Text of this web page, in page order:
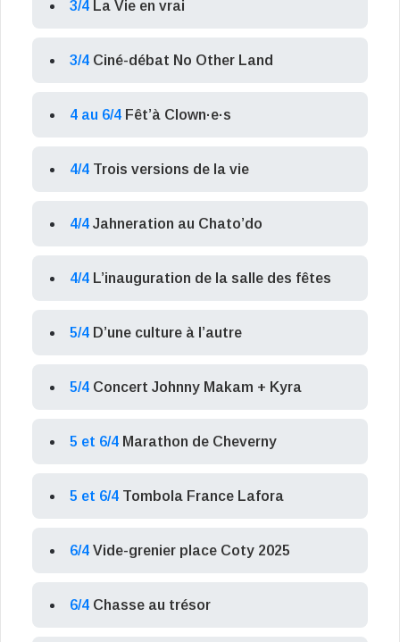
3/4 La Vie en vrai
3/4 Ciné-débat No Other Land
4 au 6/4 Fêt’à Clown·e·s
4/4 Trois versions de la vie
4/4 Jahneration au Chato’do
4/4 L’inauguration de la salle des fêtes
5/4 D’une culture à l’autre
5/4 Concert Johnny Makam + Kyra
5 et 6/4 Marathon de Cheverny
5 et 6/4 Tombola France Lafora
6/4 Vide-grenier place Coty 2025
6/4 Chasse au trésor